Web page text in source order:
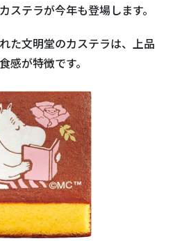
ステラが今年も登場します。
た文明堂のカステラは、上品
感が特徴です。